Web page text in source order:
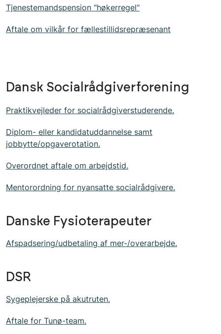
Tjenestemandspension "høkerregel"
Aftale om vilkår for fællestillidsrepræsenant
Dansk Socialrådgiverforening
Praktikvejleder for socialrådgiverstuderende.
Diplom- eller kandidatuddannelse samt
jobbytte/opgaverotation.
Overordnet aftale om arbejdstid.
Mentorordning for nyansatte socialrådgivere.
Danske Fysioterapeuter
Afspadsering/udbetaling af mer-/overarbejde.
DSR
Sygeplejerske på akutruten.
Aftale for Tunø-team.